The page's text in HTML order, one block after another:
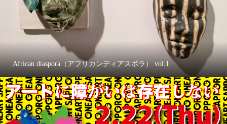
African diaspora（アフリカンディアスポラ） vol.1